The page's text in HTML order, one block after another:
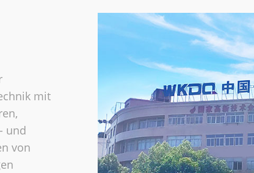
mit
und
von